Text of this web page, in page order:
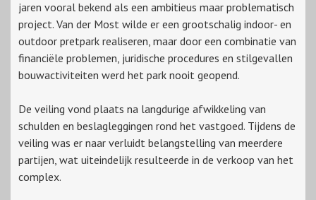
jaren vooral bekend als een ambitieus maar problematisch
project. Van der Most wilde er een grootschalig indoor- en
outdoor pretpark realiseren, maar door een combinatie van
financiële problemen, juridische procedures en stilgevallen
bouwactiviteiten werd het park nooit geopend.
De veiling vond plaats na langdurige afwikkeling van
schulden en beslagleggingen rond het vastgoed. Tijdens de
veiling was er naar verluidt belangstelling van meerdere
partijen, wat uiteindelijk resulteerde in de verkoop van het
complex.